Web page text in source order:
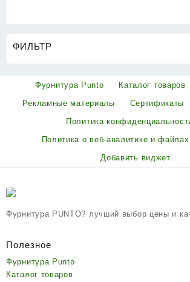
ФИЛЬТР
Фурнитура Punto Каталог товаров
Рекламные материалы
Сертификаты
Политика
Политика о веб-аналитике и
Добавить виджет
Фурнитура PUNTO? лучший выбор цены и
Полезное
Фурнитура Punto
Каталог товаров